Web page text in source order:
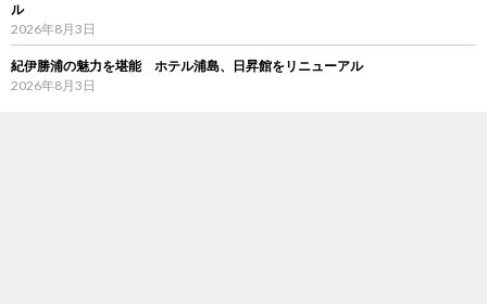
ル
2026年8月3日
紀伊勝浦の魅力を堪能 ホテル浦島、日昇館をリニューアル
2026年8月3日